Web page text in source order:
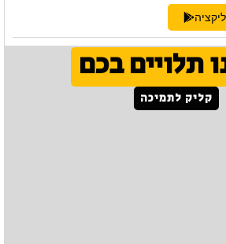
תלויים בכם
קליק לתמיכה